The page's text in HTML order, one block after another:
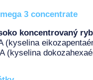
3 concentrate
koncentrovaný
(kyselina
(kyselina